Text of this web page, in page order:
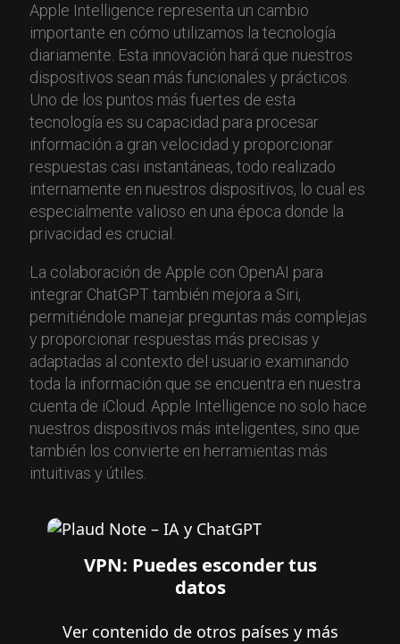
Apple Intelligence representa un cambio
importante en cómo utilizamos la tecnología
diariamente. Esta innovación hará que nuestros
dispositivos sean más funcionales y prácticos.
Uno de los puntos más fuertes de esta
tecnología es su capacidad para procesar
información a gran velocidad y proporcionar
respuestas casi instantáneas, todo realizado
internamente en nuestros dispositivos, lo cual es
especialmente valioso en una época donde la
privacidad es crucial.
La colaboración de Apple con OpenAI para
integrar ChatGPT también mejora a Siri,
permitiéndole manejar preguntas más complejas
y proporcionar respuestas más precisas y
adaptadas al contexto del usuario examinando
toda la información que se encuentra en nuestra
cuenta de iCloud. Apple Intelligence no solo hace
nuestros dispositivos más inteligentes, sino que
también los convierte en herramientas más
intuitivas y útiles.
VPN: Puedes esconder tus
datos
Ver contenido de otros países y más